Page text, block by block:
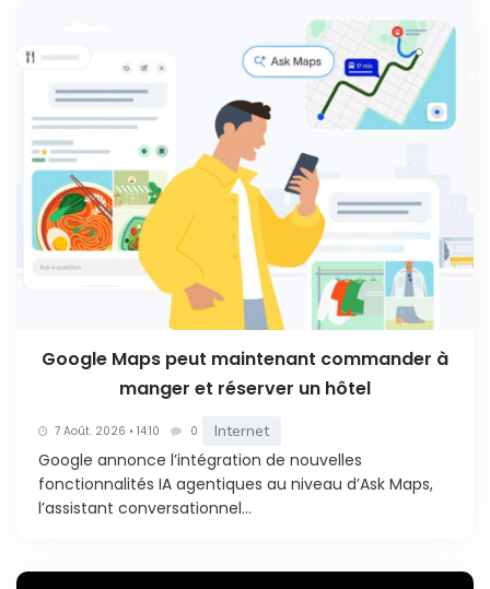
Google Maps peut maintenant commander à
manger et réserver un hôtel
7 Août. 2026 • 14:10 0 Internet
Google annonce l’intégration de nouvelles
fonctionnalités IA agentiques au niveau d’Ask Maps,
l’assistant conversationnel...